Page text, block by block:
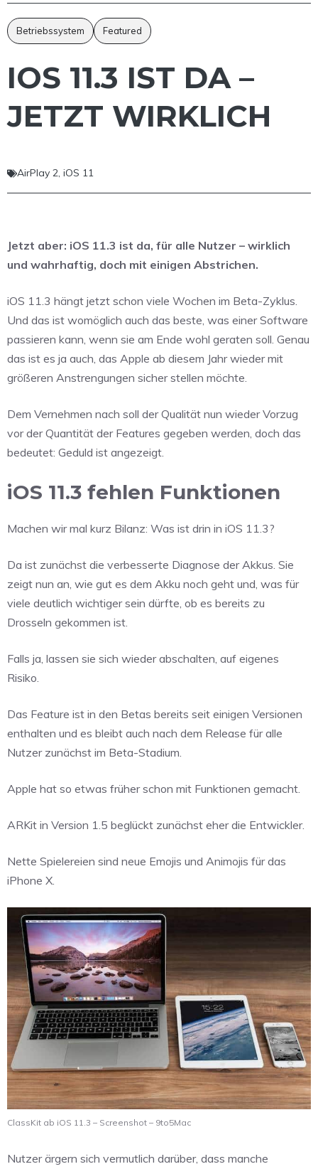
Betriebssystem Featured
IOS 11.3 IST DA –
JETZT WIRKLICH
AirPlay 2, iOS 11
Jetzt aber: iOS 11.3 ist da, für alle Nutzer – wirklich
und wahrhaftig, doch mit einigen Abstrichen.
iOS 11.3 hängt jetzt schon viele Wochen im Beta-Zyklus.
Und das ist womöglich auch das beste, was einer Software
passieren kann, wenn sie am Ende wohl geraten soll. Genau
das ist es ja auch, das Apple ab diesem Jahr wieder mit
größeren Anstrengungen sicher stellen möchte.
Dem Vernehmen nach soll der Qualität nun wieder Vorzug
vor der Quantität der Features gegeben werden, doch das
bedeutet: Geduld ist angezeigt.
iOS 11.3 fehlen Funktionen
Machen wir mal kurz Bilanz: Was ist drin in iOS 11.3?
Da ist zunächst die verbesserte Diagnose der Akkus. Sie
zeigt nun an, wie gut es dem Akku noch geht und, was für
viele deutlich wichtiger sein dürfte, ob es bereits zu
Drosseln gekommen ist.
Falls ja, lassen sie sich wieder abschalten, auf eigenes
Risiko.
Das Feature ist in den Betas bereits seit einigen Versionen
enthalten und es bleibt auch nach dem Release für alle
Nutzer zunächst im Beta-Stadium.
Apple hat so etwas früher schon mit Funktionen gemacht.
ARKit in Version 1.5 beglückt zunächst eher die Entwickler.
Nette Spielereien sind neue Emojis und Animojis für das
iPhone X.
ClassKit ab iOS 11.3 – Screenshot – 9to5Mac
Nutzer ärgern sich vermutlich darüber, dass manche